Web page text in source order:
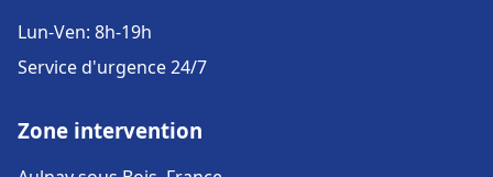
Lun-Ven: 8h-19h
Service d'urgence 24/7
Zone intervention